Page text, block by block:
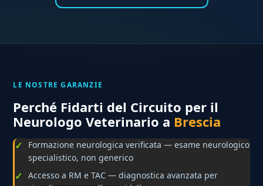
LE NOSTRE GARANZIE
Perché Fidarti del Circuito per il
Neurologo Veterinario a Brescia
Formazione neurologica verificata — esame neurologico
specialistico, non generico
Accesso a RM e TAC — diagnostica avanzata per